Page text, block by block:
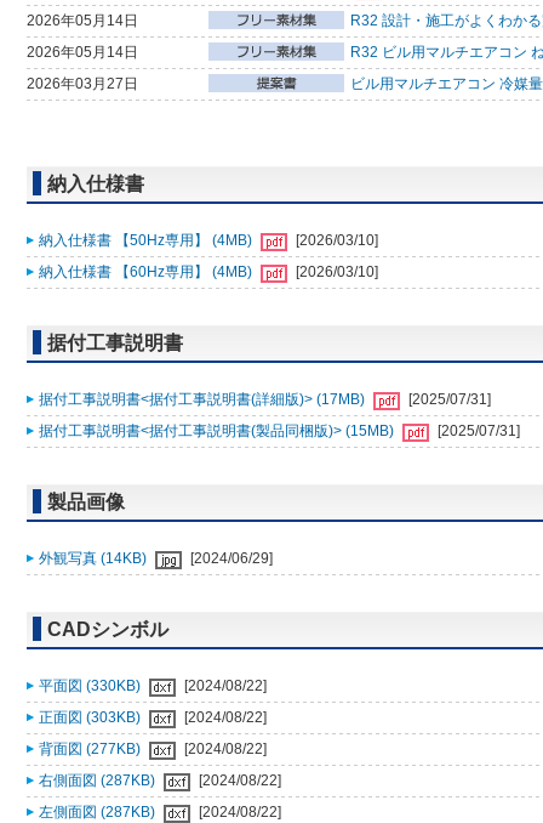
2026年05月14日
R32 設計・施工がよくわか
2026年05月14日
R32 ビル用マルチエアコン
2026年03月27日
ビル用マルチエアコン 冷媒
納入仕様書
納入仕様書 【50Hz専用】 (4MB)
[2026/03/10]
納入仕様書 【60Hz専用】 (4MB)
[2026/03/10]
据付工事説明書
据付工事説明書<据付工事説明書(詳細版)> (17MB)
[2025/07/31]
据付工事説明書<据付工事説明書(製品同梱版)> (15MB)
[2025/07/31]
製品画像
外観写真 (14KB) [2024/06/29]
CADシンボル
平面図 (330KB)
[2024/08/22]
正面図 (303KB)
[2024/08/22]
背面図 (277KB)
[2024/08/22]
右側面図 (287KB)
[2024/08/22]
左側面図 (287KB)
[2024/08/22]